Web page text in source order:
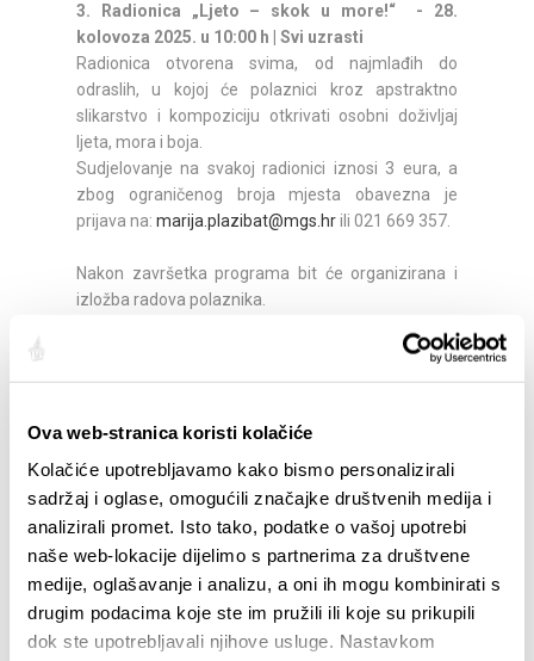
Ova web-stranica koristi kolačiće
Kolačiće upotrebljavamo kako bismo personalizirali
sadržaj i oglase, omogućili značajke društvenih medija i
analizirali promet. Isto tako, podatke o vašoj upotrebi
naše web-lokacije dijelimo s partnerima za društvene
medije, oglašavanje i analizu, a oni ih mogu kombinirati s
drugim podacima koje ste im pružili ili koje su prikupili
dok ste upotrebljavali njihove usluge. Nastavkom
3. Radionica „Ljeto – skok u more!“ - 28.
kolovoza 2025. u 10:00 h | Svi uzrasti
Radionica otvorena svima, od najmlađih do
odraslih, u kojoj će polaznici kroz apstraktno
slikarstvo i kompoziciju otkrivati osobni doživljaj
ljeta, mora i boja.
Sudjelovanje na svakoj radionici iznosi 3 eura, a
zbog ograničenog broja mjesta obavezna je
prijava na: marija.plazibat@mgs.hrili 021 669 357.
Nakon završetka programa bit će organizirana i
izložba radova polaznika.
ISTAKNUTO